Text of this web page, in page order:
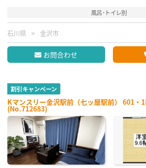
風呂･トイレ別
石川県 金沢市
お問合わせ
割引キャンペーン
Kマンスリー金沢駅前（七ッ屋駅前） 601・
(No.712683)